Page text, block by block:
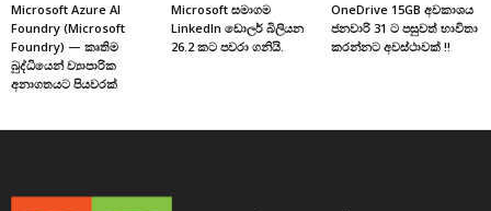
Microsoft Azure AI
Foundry (Microsoft
Foundry) — කෘතිම
බුද්ධියෙන් ව්‍යාපාරික
අනාගතයට පියවරක්
Microsoft සමාගම
LinkedIn ඩොලර් බිලියන
26.2 කට පවරා ගනියි.
OneDrive 15GB අවකාශය
ජනවාරි 31 ට පසුවත් භාවිතා
කරන්නට අවස්ථාවක් !!